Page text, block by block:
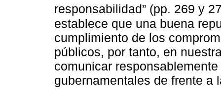
responsabilidad” (pp. 269 y
establece que una buena
cumplimiento de los
públicos, por tanto, en
comunicar
gubernamentales de frente a